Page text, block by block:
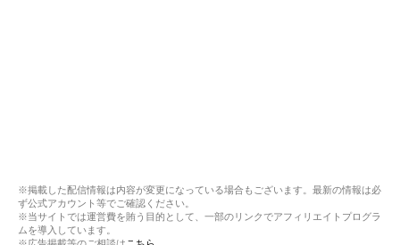
※掲載した配信情報は内容が変更になっている場合もございます。最新の情報は必
ず公式アカウント等でご確認ください。
※当サイトでは運営費を賄う目的として、一部のリンクでアフィリエイトプログラ
ムを導入しています。
※広告掲載等のご相談は こちら